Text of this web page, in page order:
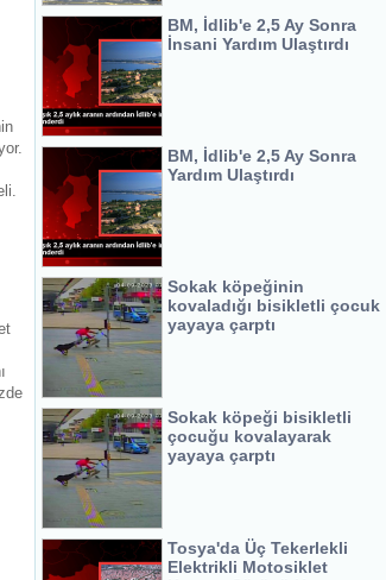
BM, İdlib'e 2,5 Ay Sonra
İnsani Yardım Ulaştırdı
BM, İdlib'e 2,5 Ay Sonra
Yardım Ulaştırdı
Sokak köpeğinin
kovaladığı bisikletli çocuk
yayaya çarptı
Sokak köpeği bisikletli
çocuğu kovalayarak
yayaya çarptı
Tosya'da Üç Tekerlekli
Elektrikli Motosiklet